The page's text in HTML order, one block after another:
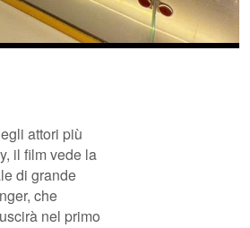
attori più
il film vede la
di grande
che
nel primo